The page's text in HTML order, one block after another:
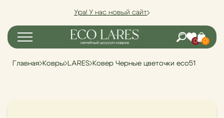
Ура! У нас новый сайт
0 0
Главная Ковры LARES Ковер Черные цветочки eco51